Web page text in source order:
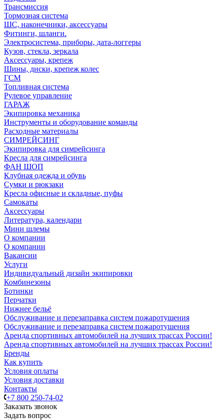
Трансмиссия
Тормозная система
ШС, наконечники, аксессуары
Фитинги, шланги.
Электросистема, приборы, дата-логгеры
Кузов, стекла, зеркала
Аксессуары, крепеж
Шины, диски, крепеж колес
ГСМ
Топливная система
Рулевое управление
ГАРАЖ
Экипировка механика
Инструменты и оборудование команды
Расходные материалы
СИМРЕЙСИНГ
Экипировка для симрейсинга
Кресла для симрейсинга
ФАН ШОП
Клубная одежда и обувь
Сумки и рюкзаки
Кресла офисные и складные, пуфы
Самокаты
Аксессуары
Литература, календари
Мини шлемы
О компании
О компании
Вакансии
Услуги
Индивидуальный дизайн экипировки
Комбинезоны
Ботинки
Перчатки
Нижнее бельё
Обслуживание и перезаправка систем пожаротушения
Обслуживание и перезаправка систем пожаротушения
Аренда спортивных автомобилей на лучших трассах России!
Аренда спортивных автомобилей на лучших трассах России!
Бренды
Как купить
Условия оплаты
Условия доставки
Контакты
+7 800 250-74-02
Заказать звонок
Задать вопрос